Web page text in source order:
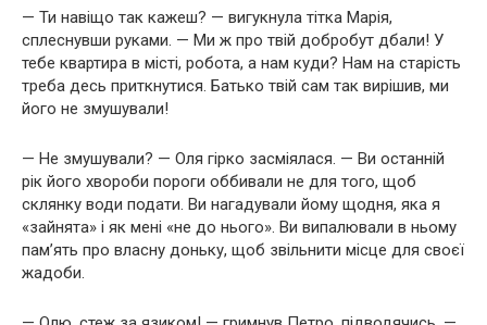
— Ти навіщо так кажеш? — вигукнула тітка Марія,
сплеснувши руками. — Ми ж про твій добробут дбали! У
тебе квартира в місті, робота, а нам куди? Нам на старість
треба десь приткнутися. Батько твій сам так вирішив, ми
його не змушували!
— Не змушували? — Оля гірко засміялася. — Ви останній
рік його хвороби пороги оббивали не для того, щоб
склянку води подати. Ви нагадували йому щодня, яка я
«зайнята» і як мені «не до нього». Ви випалювали в ньому
пам’ять про власну доньку, щоб звільнити місце для своєї
жадоби.